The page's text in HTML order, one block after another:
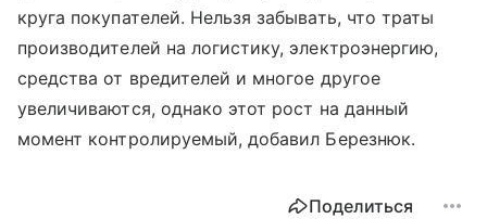
круга покупателей. Нельзя забывать, что траты
производителей на логистику, электроэнергию,
средства от вредителей и многое другое
увеличиваются, однако этот рост на данный
момент контролируемый, добавил Березнюк.
Поделиться